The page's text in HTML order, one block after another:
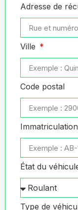
Adresse de
Ville
Code postal
État du
Type de